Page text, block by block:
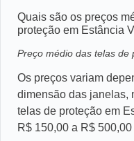
Quais são os preços
proteção em Estância
Preço médio das telas de
Os preços variam
dimensão das janelas,
telas de proteção em
R$ 150,00 a R$